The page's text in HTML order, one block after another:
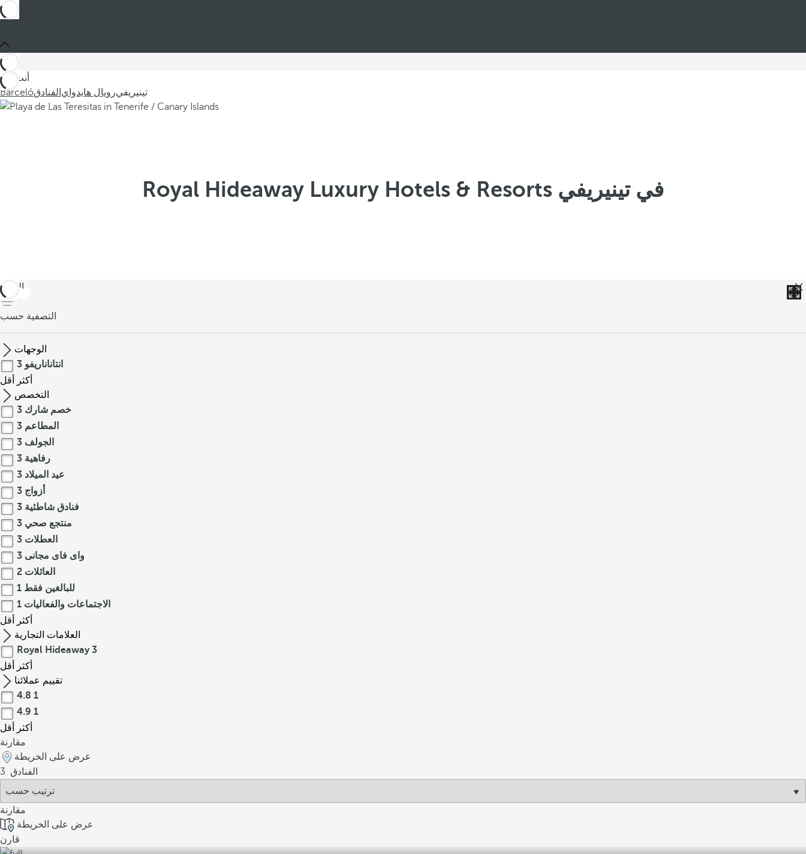
أنت في
Barcelóالفنادق رويال هايدوايتينيريفي
Royal Hideaway Luxury Hotels & Resorts في تينيريفي
العودة
التصفية حسب
الوجهات
انتاناناريفو 3
أكثر
أقل
التخصص
خصم شارك 3
المطاعم 3
الجولف 3
رفاهية 3
عيد الميلاد 3
أزواج 3
فنادق شاطئية 3
منتجع صحي 3
العطلات 3
واى فاى مجانى 3
العائلات 2
للبالغين فقط 1
الاجتماعات والفعاليات 1
أكثر
أقل
العلامات التجارية
Royal Hideaway 3
أكثر
أقل
تقييم عملائنا
4.8 1
4.9 1
أكثر
أقل
مقارنة
عرض على الخريطة
3 الفنادق
مقارنة
عرض على الخريطة
قارن